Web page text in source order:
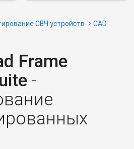
СВЧ устройств
CAD
Frame
-